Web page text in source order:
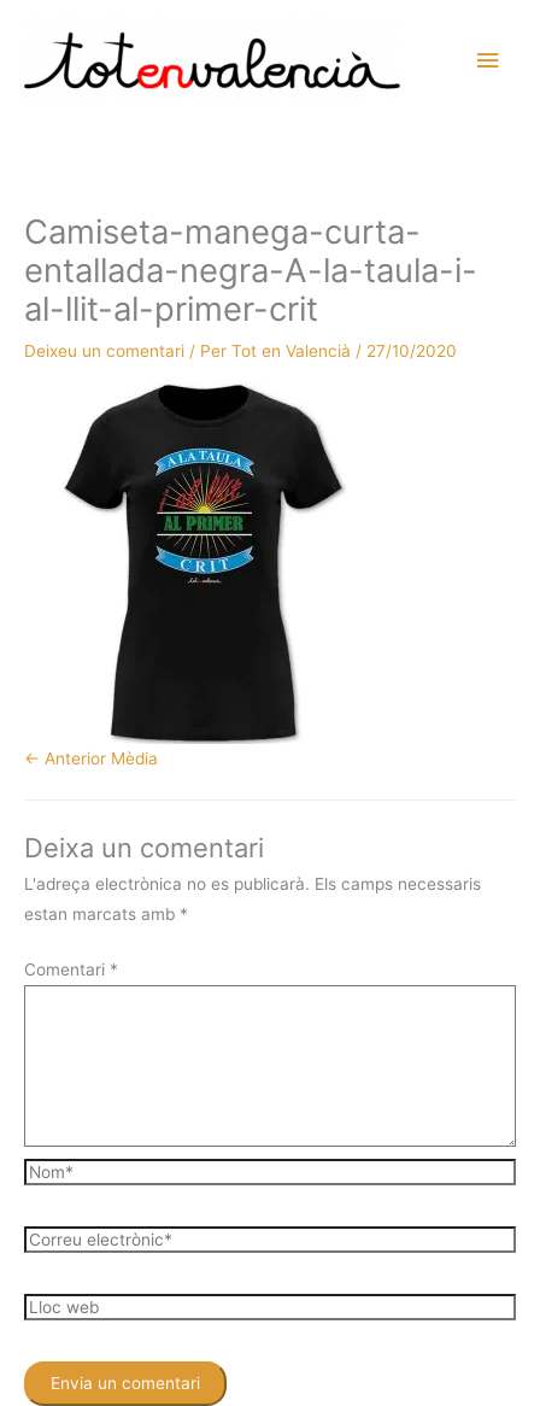
contingut
Camiseta-manega-curta-
entallada-negra-A-la-taula-i-
al-llit-al-primer-crit
Deixeu un comentari / Per Tot en Valencià / 27/10/2020
← Anterior Mèdia
Deixa un comentari
L'adreça electrònica no es publicarà. Els camps necessaris
estan marcats amb *
Comentari *
Nom*
Correu
Lloc